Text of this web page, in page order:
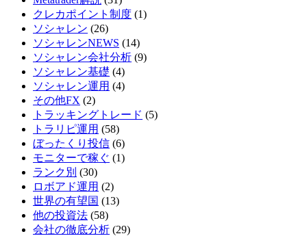
クレカポイント制度 (1)
ソシャレン (26)
ソシャレンNEWS (14)
ソシャレン会社分析 (9)
ソシャレン基礎 (4)
ソシャレン運用 (4)
その他FX (2)
トラッキングトレード (5)
トラリピ運用 (58)
ぼったくり投信 (6)
モニターで稼ぐ (1)
ランク別 (30)
ロボアド運用 (2)
世界の有望国 (13)
他の投資法 (58)
会社の徹底分析 (29)